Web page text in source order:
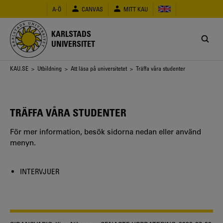
huvudinnehåll
A-Ö CANVAS MITT KAU
KARLSTADS
UNIVERSITET
Länkstig
KAU.SE > Utbildning > Att läsa på universitetet > Träffa våra studenter
TRÄFFA VÅRA STUDENTER
För mer information, besök sidorna nedan eller använd
menyn.
INTERVJUER